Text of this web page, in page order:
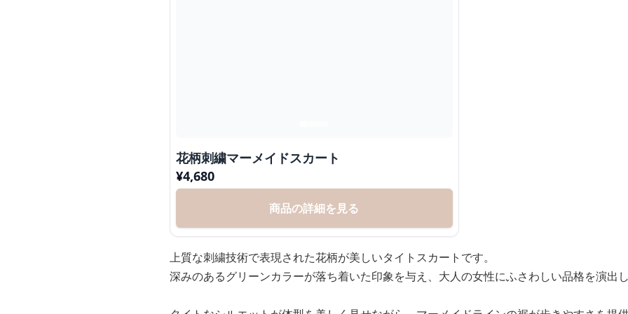
花柄刺繍マーメイドスカート
¥4,680
商品の詳細を見る
上質な刺繍技術で表現された花柄が美しいタイトスカートです。
深みのあるグリーンカラーが落ち着いた印象を与え、大人の女性にふさわしい品格を演出